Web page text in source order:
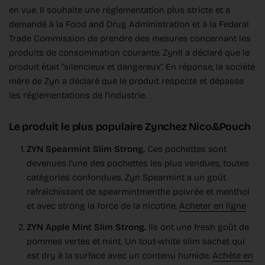
en vue. Il souhaite une réglementation plus stricte et a
demandé à la Food and Drug Administration et à la Federal
Trade Commission de prendre des mesures concernant les
produits de consommation courante. ZynIl a déclaré que le
produit était "silencieux et dangereux". En réponse, la société
mère de Zyn a déclaré que le produit respecte et dépasse
les réglementations de l'industrie.
Le produit le plus populaire Zynchez Nico&Pouch
ZYN Spearmint Slim Strong. Ces pochettes sont
devenues l'une des pochettes les plus vendues, toutes
catégories confondues. Zyn Spearmint a un goût
rafraîchissant de spearmintmenthe poivrée et menthol
et avec strong la force de la nicotine. Acheter en ligne
ZYN Apple Mint Slim Strong. Ils ont une fresh goût de
pommes vertes et mint. Un tout-white slim sachet qui
est dry à la surface avec un contenu humide. Achète en